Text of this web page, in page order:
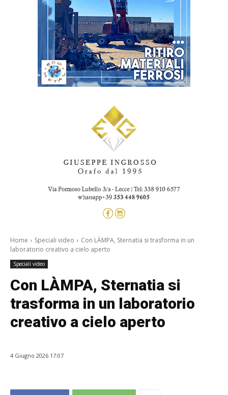
Home Speciali video
Con LÀMPA, Sternatia si trasforma in un
laboratorio creativo a cielo aperto
Speciali video
Con LÀMPA, Sternatia si
trasforma in un laboratorio
creativo a cielo aperto
4 Giugno 2026 17:07